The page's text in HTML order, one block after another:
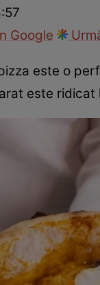
Google
este o
este